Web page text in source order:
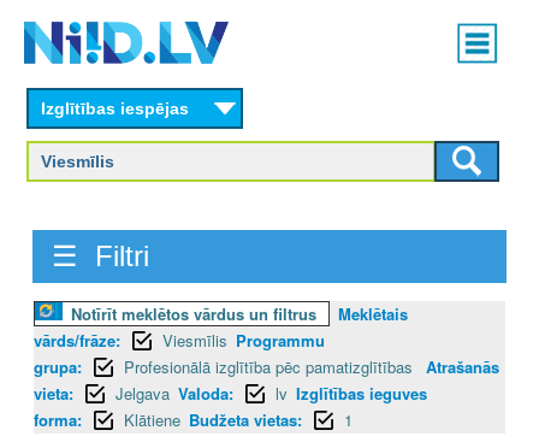
content
Main
menu
Izglītības iespējas
☰ Filtri
Notīrīt meklētos vārdus un filtrus
Meklētais
vārds/frāze:
Viesmīlis Programmu
grupa:
Profesionālā izglītība pēc pamatizglītības
Atrašanās
vieta:
Jelgava Valoda: lv Izglītības ieguves
forma:
Klātiene Budžeta vietas: 1